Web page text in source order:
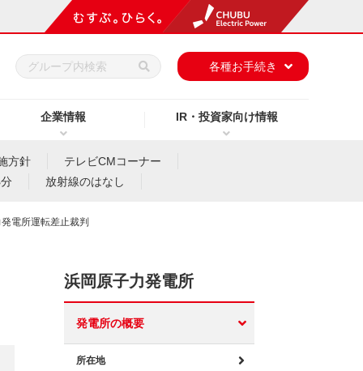
企業情報 IR・投資家向け情報
各種お手続き
方針
テレビCMコーナー
放射線のはなし
電所運転差止裁判
浜岡原子力発電所
発電所の概要
所在地